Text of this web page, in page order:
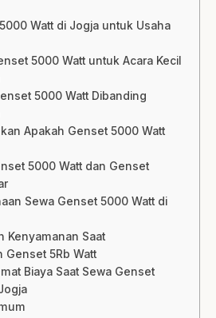
Watt di Jogja untuk Usaha
5000 Watt untuk Acara Kecil
5000 Watt Dibanding
Apakah Genset 5000 Watt
5000 Watt dan Genset
Sewa Genset 5000 Watt di
Kenyamanan Saat
Genset 5Rb Watt
Biaya Saat Sewa Genset